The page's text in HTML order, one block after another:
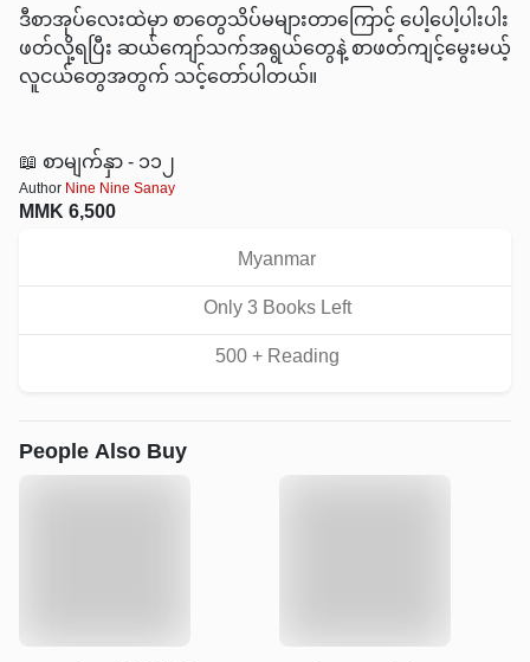
ဒီစာအုပ်လေးထဲမှာ စာတွေသိပ်မများတာကြောင့် ပေါ့ပေါ့ပါးပါး
ဖတ်လို့ရပြီး ဆယ်ကျော်သက်အရွယ်တွေနဲ့ စာဖတ်ကျင့်မွေးမယ့်
လူငယ်တွေအတွက် သင့်တော်ပါတယ်။
📖 စာမျက်နှာ - ၁၁၂
AuthorNine Nine Sanay
MMK6,500
Myanmar
Only3BooksLeft
500+ Reading
People Also Buy